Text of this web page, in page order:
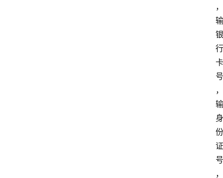
，
输
银
行
卡
号
，
输
身
份
证
号
，